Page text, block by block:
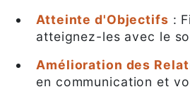
Atteinte d'Objectifs :
atteignez-les avec le
Amélioration des
en communication et